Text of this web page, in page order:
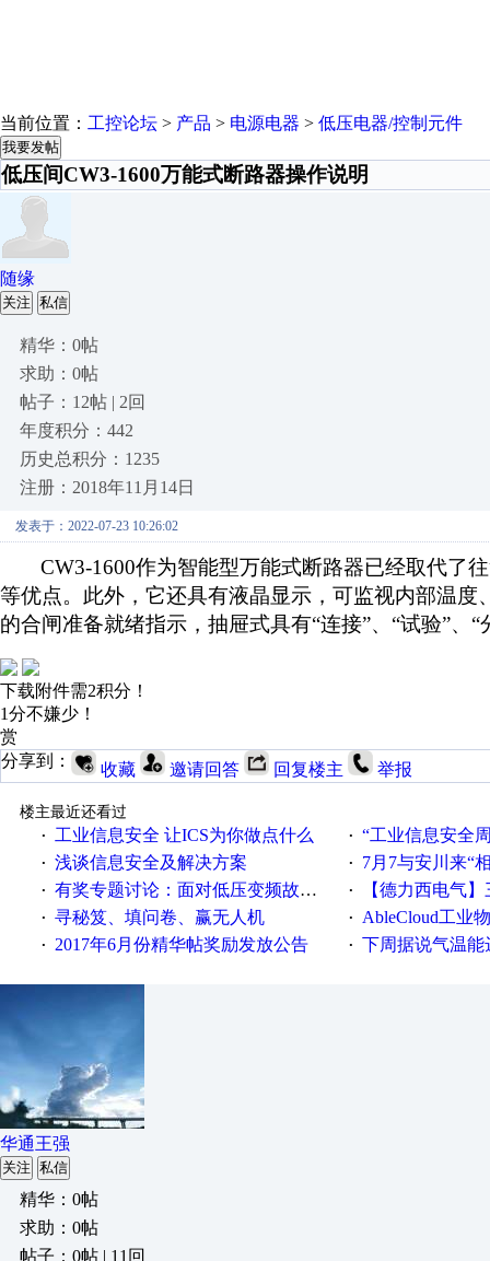
当前位置： 工控论坛 > 产品 > 电源电器 > 低压电器/控制元件
我要发帖
低压间CW3-1600万能式断路器操作说明
随缘
关注 私信
精华：0帖
求助：0帖
帖子：12帖 | 2回
年度积分：442
历史总积分：1235
注册：2018年11月14日
发表于：2022-07-23 10:26:02
CW3-1600作为智能型万能式断路器已经取代了
等优点。此外，它还具有液晶显示，可监视内部温
的合闸准备就绪指示，抽屉式具有“连接”、“试验”、
下载附件需2积分！
1分不嫌少！
赏
分享到：
收藏 邀请回答 回复楼主 举报
楼主最近还看过
·
工业信息安全 让ICS为你做点什么 · “工业信息安全周之我见”
· 浅谈信息安全及解决方案 · 7月7与安川来“
· 有奖专题讨论：面对低压变频故障，老手是这样解决的！ · 【德力西电气】三
· 寻秘笈、填问卷、赢无人机 · AbleCloud工业物联
· 2017年6月份精华帖奖励发放公告 · 下周据说气温能
华通王强
关注 私信
精华：0帖
求助：0帖
帖子：0帖 | 11回